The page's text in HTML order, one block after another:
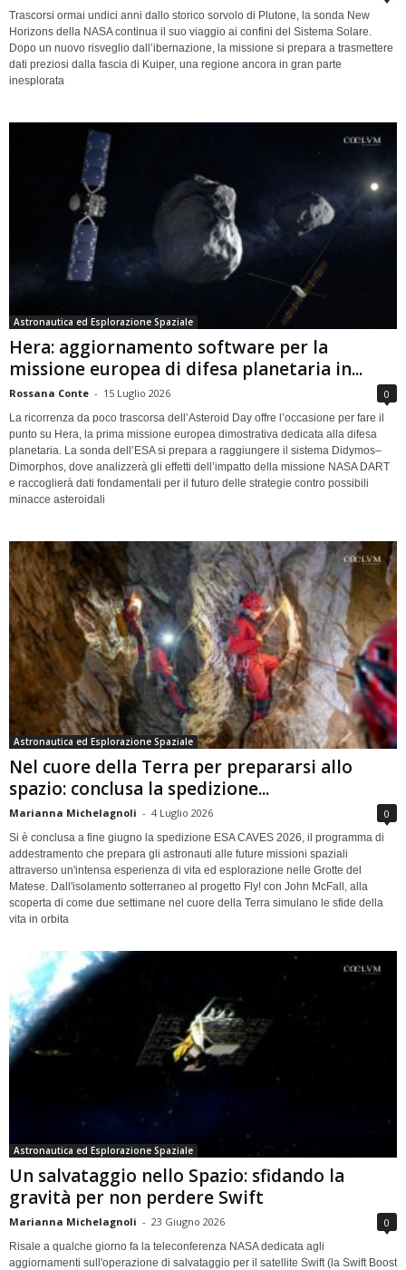
Trascorsi ormai undici anni dallo storico sorvolo di Plutone, la sonda New
Horizons della NASA continua il suo viaggio ai confini del Sistema Solare.
Dopo un nuovo risveglio dall’ibernazione, la missione si prepara a trasmettere
dati preziosi dalla fascia di Kuiper, una regione ancora in gran parte
inesplorata
Astronautica ed Esplorazione Spaziale
Hera: aggiornamento software per la
missione europea di difesa planetaria in...
Rossana Conte - 15 Luglio 2026 0
La ricorrenza da poco trascorsa dell’Asteroid Day offre l’occasione per fare il
punto su Hera, la prima missione europea dimostrativa dedicata alla difesa
planetaria. La sonda dell’ESA si prepara a raggiungere il sistema Didymos–
Dimorphos, dove analizzerà gli effetti dell’impatto della missione NASA DART
e raccoglierà dati fondamentali per il futuro delle strategie contro possibili
minacce asteroidali
Astronautica ed Esplorazione Spaziale
Nel cuore della Terra per prepararsi allo
spazio: conclusa la spedizione...
Marianna Michelagnoli - 4 Luglio 2026 0
Si è conclusa a fine giugno la spedizione ESA CAVES 2026, il programma di
addestramento che prepara gli astronauti alle future missioni spaziali
attraverso un'intensa esperienza di vita ed esplorazione nelle Grotte del
Matese. Dall'isolamento sotterraneo al progetto Fly! con John McFall, alla
scoperta di come due settimane nel cuore della Terra simulano le sfide della
vita in orbita
Astronautica ed Esplorazione Spaziale
Un salvataggio nello Spazio: sfidando la
gravità per non perdere Swift
Marianna Michelagnoli - 23 Giugno 2026 0
Risale a qualche giorno fa la teleconferenza NASA dedicata agli
aggiornamenti sull'operazione di salvataggio per il satellite Swift (la Swift Boost